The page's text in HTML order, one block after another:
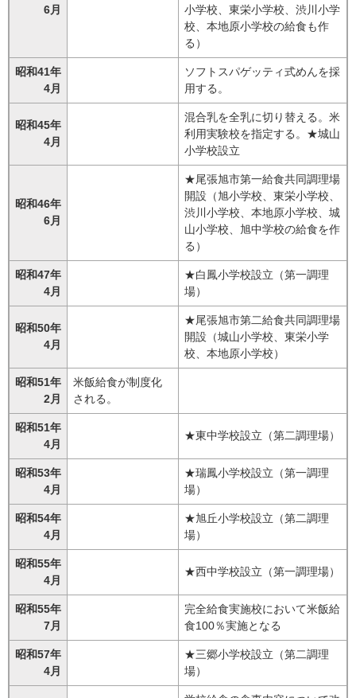
6月
小学校、東栄小学校、渋川小学
校、本地原小学校の給食も作
る）
昭和41年
4月
ソフトスパゲッティ式めんを採
用する。
昭和45年
4月
混合乳を全乳に切り替える。米
利用実験校を指定する。★城山
小学校設立
昭和46年
6月
★尾張旭市第一給食共同調理場
開設（旭小学校、東栄小学校、
渋川小学校、本地原小学校、城
山小学校、旭中学校の給食を作
る）
昭和47年
4月
★白鳳小学校設立（第一調理
場）
昭和50年
4月
★尾張旭市第二給食共同調理場
開設（城山小学校、東栄小学
校、本地原小学校）
昭和51年
2月
米飯給食が制度化
される。
昭和51年
4月
★東中学校設立（第二調理場）
昭和53年
4月
★瑞鳳小学校設立（第一調理
場）
昭和54年
4月
★旭丘小学校設立（第二調理
場）
昭和55年
4月
★西中学校設立（第一調理場）
昭和55年
7月
完全給食実施校において米飯給
食100％実施となる
昭和57年
4月
★三郷小学校設立（第二調理
場）